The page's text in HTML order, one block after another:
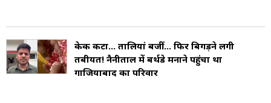
(Lok Sabha Constituencies) हैं. उत्तराखण्ड के
मौजूदा मुख्यमंत्री पुष्कर सिंह धामी हैं. वर्तमान समय में
उत्तराखंड में भारतीय जनता पार्टी (Bhartiya Janta
केक कटा... तालियां बजीं... फिर बिगड़ने लगी
तबीयत! नैनीताल में बर्थडे मनाने पहुंचा था
गाजियाबाद का परिवार